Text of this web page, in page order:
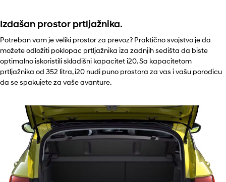
Izdašan prostor prtljažnika.
Potreban vam je veliki prostor za prevoz? Praktično svojstvo je da
možete odložiti poklopac prtljažnika iza zadnjih sedišta da biste
optimalno iskoristili skladišni kapacitet i20. Sa kapacitetom
prtljažnika od 352 litra, i20 nudi puno prostora za vas i vašu porodicu
da se spakujete za vaše avanture.